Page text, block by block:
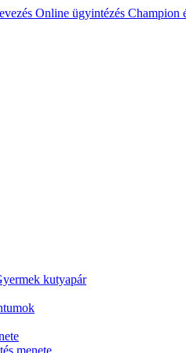
Online ügyintézés Champion
kutyapár
menete